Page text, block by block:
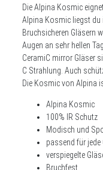
Die Alpina Kosmic
Alpina Kosmic liegst du
Bruchsicheren Gläsern
Augen an sehr hellen
CeramiC mirror Gläser
C Strahlung. Auch
Die Kosmic von Alpina
Alpina Kosmic
100% IR Schutz
Modisch und
passend für
verspiegelte
Bruchfest